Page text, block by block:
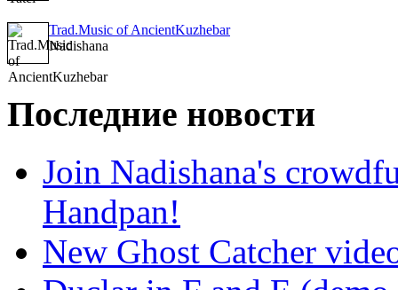
Trad.Music of AncientKuzhebar
Nadishana
Последние новости
Join Nadishana's
Handpan!
New Ghost Catcher